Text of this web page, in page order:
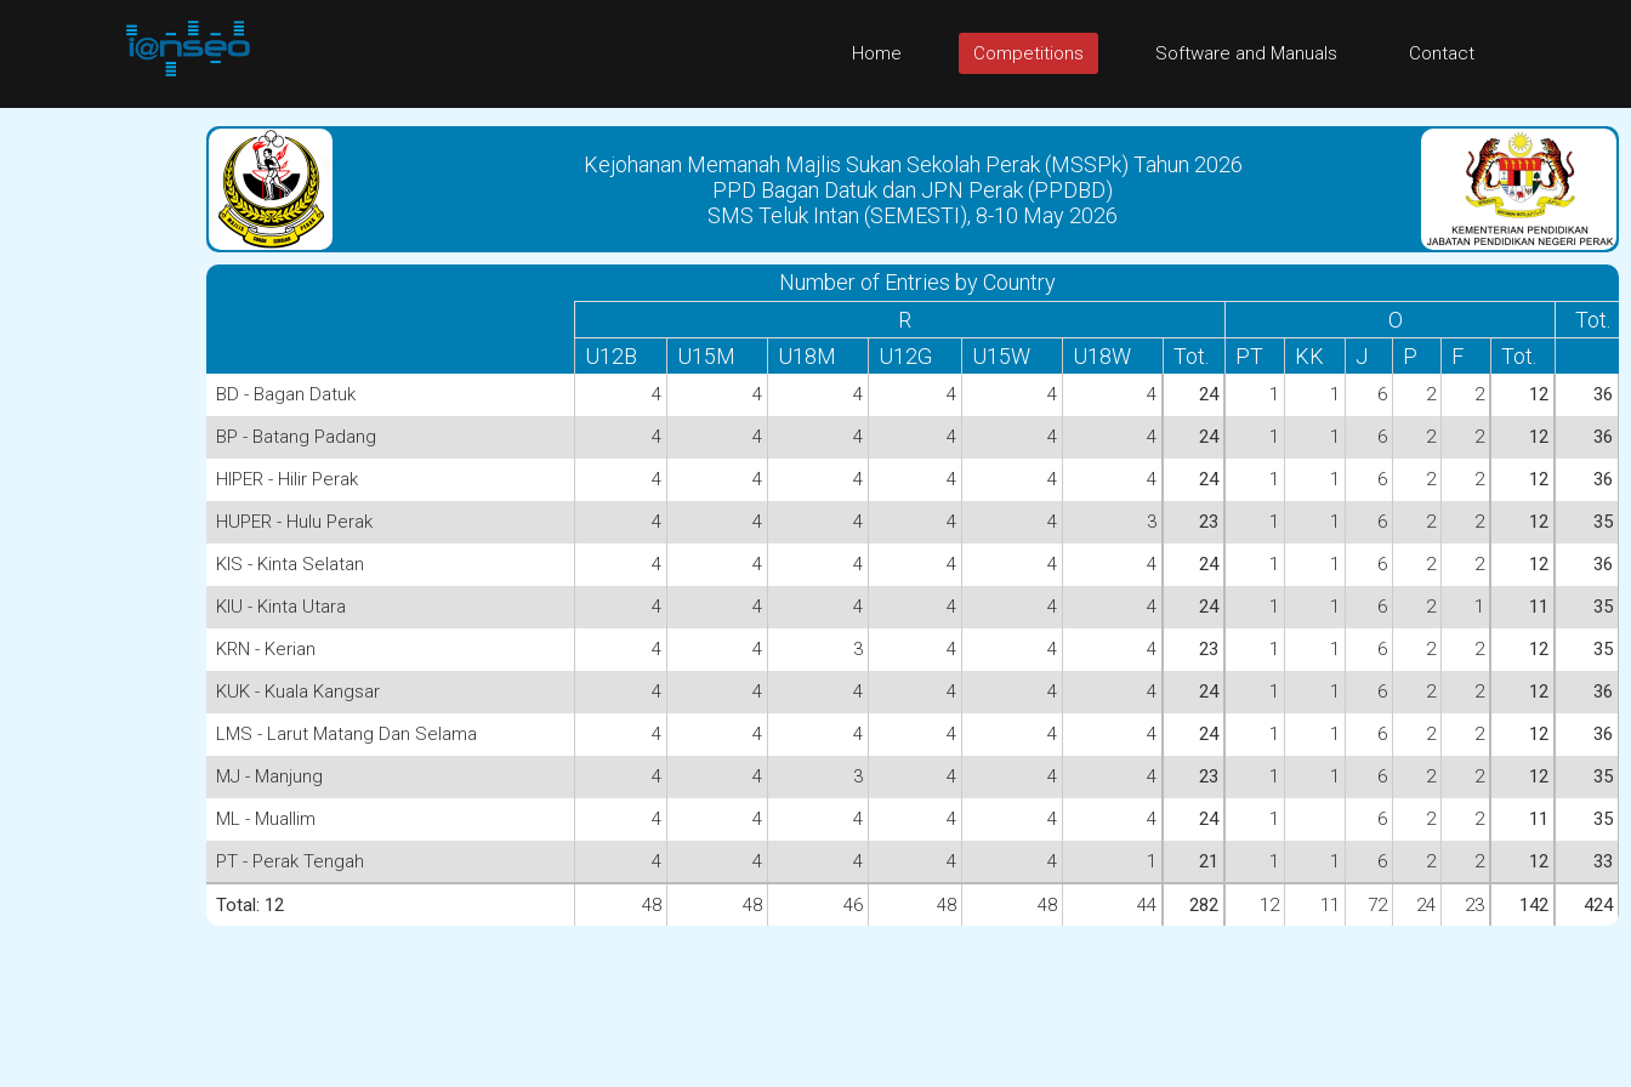
Home Competitions Software and Manuals Contact
Kejohanan Memanah Majlis Sukan Sekolah Perak (MSSPk) Tahun 2026
PPD Bagan Datuk dan JPN Perak (PPDBD)
SMS Teluk Intan (SEMESTI), 8-10 May 2026
Number of Entries by Country
R
O
Tot.
U12B
U15M U18M U12G U15W U18W Tot. PT KK J P F Tot.
BD - Bagan Datuk 4 4 4 4 4 4 24 1 1 6 2 2 12
36
BP - Batang Padang
4 4 4 4 4 4 24 1 1 6 2 2 12
36
HIPER - Hilir Perak
4 4 4 4 4 4 24 1 1 6 2 2 12
36
HUPER - Hulu Perak
4 4 4 4 4 3 23 1 1 6 2 2 12
35
KIS - Kinta Selatan
4 4 4 4 4 4 24 1 1 6 2 2 12
36
KIU - Kinta Utara
4 4 4 4 4 4 24 1 1 6 2 1 11
35
KRN - Kerian
4 4 3 4 4 4 23 1 1 6 2 2 12
35
KUK - Kuala Kangsar
4 4 4 4 4 4 24 1 1 6 2 2 12
36
LMS - Larut Matang Dan Selama
4 4 4 4 4 4 24 1 1 6 2 2 12
36
MJ - Manjung
4 4 3 4 4 4 23 1 1 6 2 2 12
35
ML - Muallim
4 4 4 4 4 4 24 1 6 2 2 11
35
PT - Perak Tengah
4 4 4 4 4 1 21 1 1 6 2 2 12
33
Total: 12
48 48 46 48 48 44 282 12 11 72 24 23 142 424